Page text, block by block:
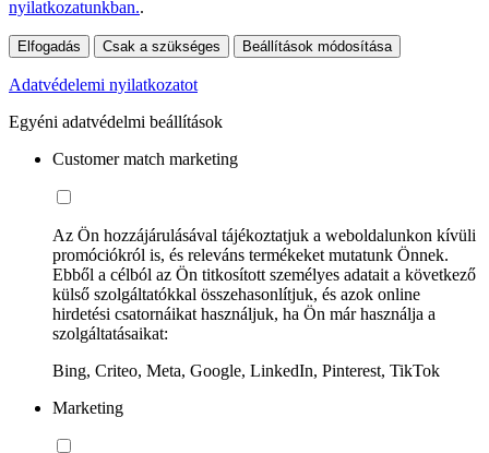
nyilatkozatunkban..
Elfogadás Csak a szükséges Beállítások módosítása
Adatvédelemi nyilatkozatot
Egyéni adatvédelmi beállítások
Customer match marketing
Az Ön hozzájárulásával tájékoztatjuk a weboldalunkon kívüli
promóciókról is, és releváns termékeket mutatunk Önnek.
Ebből a célból az Ön titkosított személyes adatait a következő
külső szolgáltatókkal összehasonlítjuk, és azok online
hirdetési csatornáikat használjuk, ha Ön már használja a
szolgáltatásaikat:
Bing, Criteo, Meta, Google, LinkedIn, Pinterest, TikTok
Marketing